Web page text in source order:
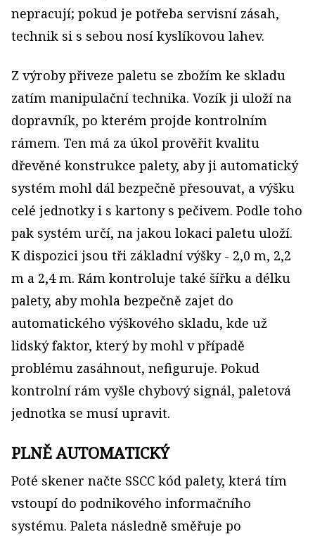
nepracují; pokud je potřeba servisní zásah,
technik si s sebou nosí kyslíkovou lahev.
Z výroby přiveze paletu se zbožím ke skladu
zatím manipulační technika. Vozík ji uloží na
dopravník, po kterém projde kontrolním
rámem. Ten má za úkol prověřit kvalitu
dřevěné konstrukce palety, aby ji automatický
systém mohl dál bezpečně přesouvat, a výšku
celé jednotky i s kartony s pečivem. Podle toho
pak systém určí, na jakou lokaci paletu uloží.
K dispozici jsou tři základní výšky - 2,0 m, 2,2
m a 2,4 m. Rám kontroluje také šířku a délku
palety, aby mohla bezpečně zajet do
automatického výškového skladu, kde už
lidský faktor, který by mohl v případě
problému zasáhnout, nefiguruje. Pokud
kontrolní rám vyšle chybový signál, paletová
jednotka se musí upravit.
PLNĚ AUTOMATICKÝ
Poté skener načte SSCC kód palety, která tím
vstoupí do podnikového informačního
systému. Paleta následně směřuje po